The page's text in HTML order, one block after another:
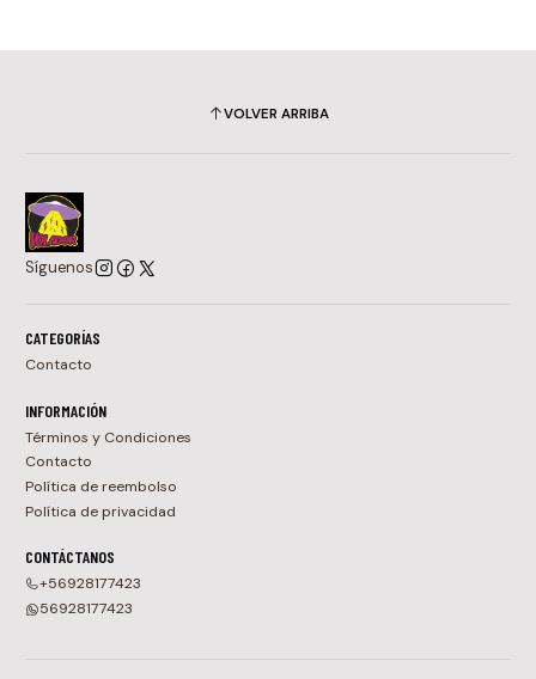
VOLVER ARRIBA
Síguenos
CATEGORÍAS
Contacto
INFORMACIÓN
Términos y Condiciones
Contacto
Política de reembolso
Política de privacidad
CONTÁCTANOS
+56928177423
56928177423